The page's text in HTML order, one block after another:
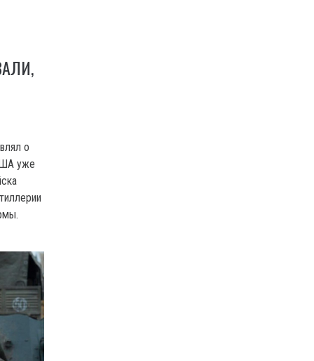
о
уже